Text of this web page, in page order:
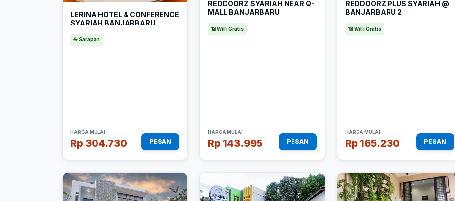
LERINA HOTEL & CONFERENCE
SYARIAH BANJARBARU
☕ Sarapan
HARGA MULAI
Rp 304.730 PESAN
REDDOORZ SYARIAH NEAR Q-
MALL BANJARBARU
📶 WiFi Gratis
HARGA MULAI
Rp 143.995 PESAN
REDDOORZ PLUS SYARIAH @
BANJARBARU 2
📶 WiFi Gratis
HARGA MULAI
Rp 165.230 PESAN